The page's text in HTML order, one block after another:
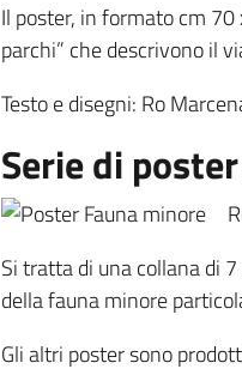
Il poster, in formato cm 70
parchi” che descrivono il
Testo e disegni: Ro
Serie di
Si tratta di una collana di
della fauna minore
Gli altri poster sono